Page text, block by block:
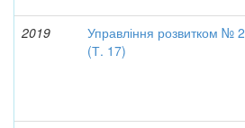
2019
Управління розвитком № 2
(Т. 17)